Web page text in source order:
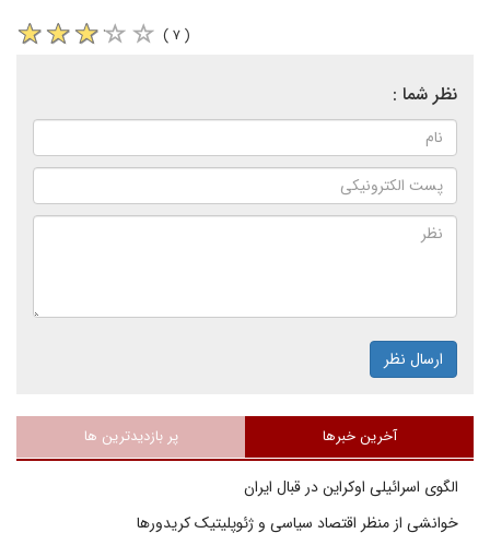
( ۷ )
نظر شما :
ارسال نظر
آخرین خبرها پر بازدیدترین ها
الگوی اسرائیلی اوکراین در قبال ایران
خوانشی از منظر اقتصاد سیاسی و ژئوپلیتیک کریدورها